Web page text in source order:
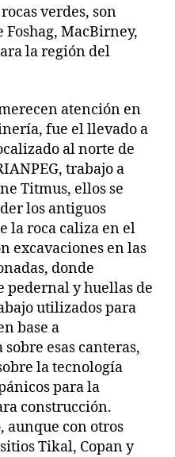
verdes, son
Foshag, MacBirney,
la región del
atención en
fue el llevado a
al norte de
trabajo a
Titmus, ellos se
los antiguos
la roca caliza en el
excavaciones en las
donde
pedernal y huellas de
utilizados para
base a
esas canteras,
la tecnología
para la
construcción.
aunque con otros
Tikal, Copan y